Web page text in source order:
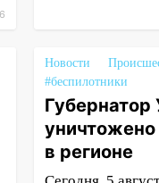
Новости
#беспилотники
Губернатор
в регионе